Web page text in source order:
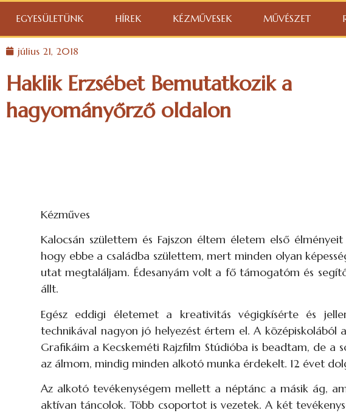
EGYESÜLETÜNK HÍREK KÉZMŰVESEK MŰVÉSZET
július 21, 2018
Haklik Erzsébet Bemutatkozik a
hagyományőrző oldalon
Kézműves
Kalocsán születtem és Fajszon éltem életem első
hogy ebbe a családba születtem, mert minden olyan
utat megtaláljam. Édesanyám volt a fő támogatóm és
állt.
Egész eddigi életemet a kreativitás végigkísérte és
technikával nagyon jó helyezést értem el. A középiskolából
Grafikáim a Kecskeméti Rajzfilm Stúdióba is beadtam, de
az álmom, mindig minden alkotó munka érdekelt. 12 évet
Az alkotó tevékenységem mellett a néptánc a másik ág,
aktívan táncolok. Több csoportot is vezetek. A két